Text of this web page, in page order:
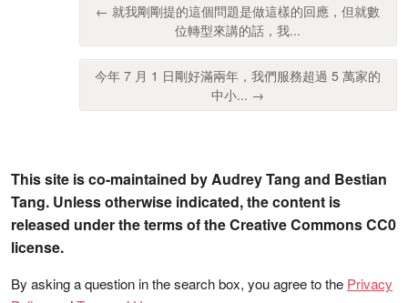
← 就我剛剛提的這個問題是做這樣的回應，但就數
位轉型來講的話，我...
今年 7 月 1 日剛好滿兩年，我們服務超過 5 萬家的
中小... →
This site is co-maintained by Audrey Tang and Bestian
Tang. Unless otherwise indicated, the content is
released under the terms of the Creative Commons CC0
license.
By asking a question in the search box, you agree to the Privacy